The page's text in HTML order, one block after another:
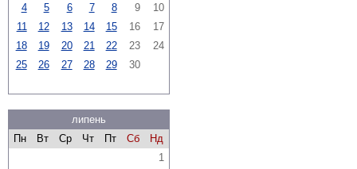
4
5 6 7 8 9
10
11
12 13 14 15 16
17
18
19 20 21 22 23
24
25
26 27 28 29 30
липень
Пн
Вт Ср Чт Пт Сб
Нд
1